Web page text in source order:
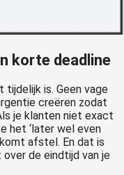
korte deadline
tijdelijk is. Geen vage
creëren zodat
je klanten niet exact
het ‘later wel even
afstel. En dat is
de eindtijd van je